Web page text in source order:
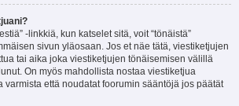
-linkkiä, kun katselet sitä, voit “tönäistä”
sivun yläosaan. Jos et näe tätä, viestiketjujen
tai aika joka viestiketjujen tönäisemisen välillä
On myös mahdollista nostaa viestiketjua
varmista että noudatat foorumin sääntöjä jos päätät